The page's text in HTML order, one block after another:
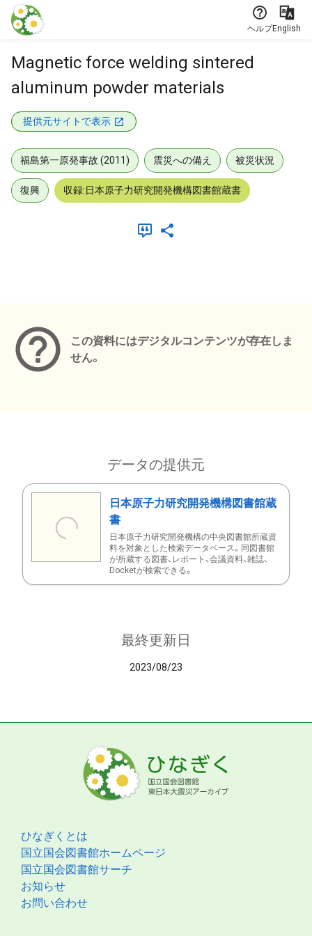
本文に飛ぶ
ヘルプEnglish
Magnetic force welding sintered
aluminum powder materials
提供元サイトで表示
福島第一原発事故 (2011) 震災への備え 被災状況
復興 収録:日本原子力研究開発機構図書館蔵書
この資料にはデジタルコンテンツが存在しま
せん。
データの提供元
日本原子力研究開発機構図書館蔵
書
日本原子力研究開発機構の中央図書館所蔵資
料を対象とした検索データベース。同図書館
が所蔵する図書、レポート、会議資料、雑誌、
Docketが検索できる。
最終更新日
2023/08/23
ひなぎくとは
国立国会図書館ホームページ
国立国会図書館サーチ
お知らせ
お問い合わせ